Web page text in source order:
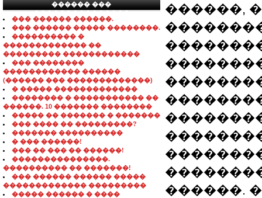
������ ���
���������������
��� ������ ������.
��� ������ ����� ��������.
���������� �
������������� ��
��������� ������������
��� ��������
������������ ������
(������ ��� �������������)
� ����� �������������
�������� � ����������� ��
������. 10 ������� ��������
����� �� ������� � �������
��� ���� �� ���������?
������� ����������
� ��� ������!
��� �� ��� �� ������!
���������������.
���������� �� �������!
��� ������ ������ �����
������������� ���������
����� ������ � ����
������,
������.